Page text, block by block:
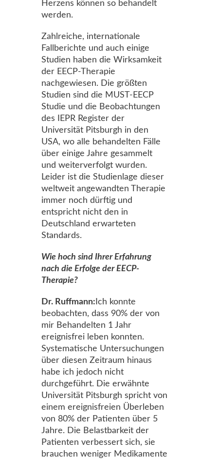
Herzens können so behandelt
werden.
Zahlreiche, internationale
Fallberichte und auch einige
Studien haben die Wirksamkeit
der EECP-Therapie
nachgewiesen. Die größten
Studien sind die MUST-EECP
Studie und die Beobachtungen
des IEPR Register der
Universität Pitsburgh in den
USA, wo alle behandelten Fälle
über einige Jahre gesammelt
und weiterverfolgt wurden.
Leider ist die Studienlage dieser
weltweit angewandten Therapie
immer noch dürftig und
entspricht nicht den in
Deutschland erwarteten
Standards.
Wie hoch sind Ihrer Erfahrung
nach die Erfolge der EECP-
Therapie?
Dr. Ruffmann: Ich konnte
beobachten, dass 90% der von
mir Behandelten 1 Jahr
ereignisfrei leben konnten.
Systematische Untersuchungen
über diesen Zeitraum hinaus
habe ich jedoch nicht
durchgeführt. Die erwähnte
Universität Pitsburgh spricht von
einem ereignisfreien Überleben
von 80% der Patienten über 5
Jahre. Die Belastbarkeit der
Patienten verbessert sich, sie
brauchen weniger Medikamente